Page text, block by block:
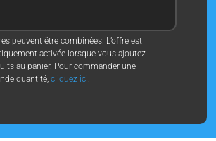
peuvent être combinées. L’offre est
activée lorsque vous ajoutez
au panier. Pour commander une
quantité, cliquez ici.